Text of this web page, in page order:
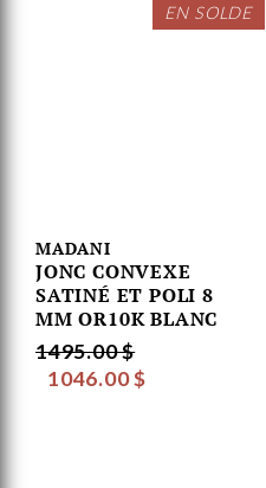
EN SOLDE
MADANI
JONC CONVEXE
SATINÉ ET POLI 8
MM OR10K BLANC
1495.00 $
1046.00 $